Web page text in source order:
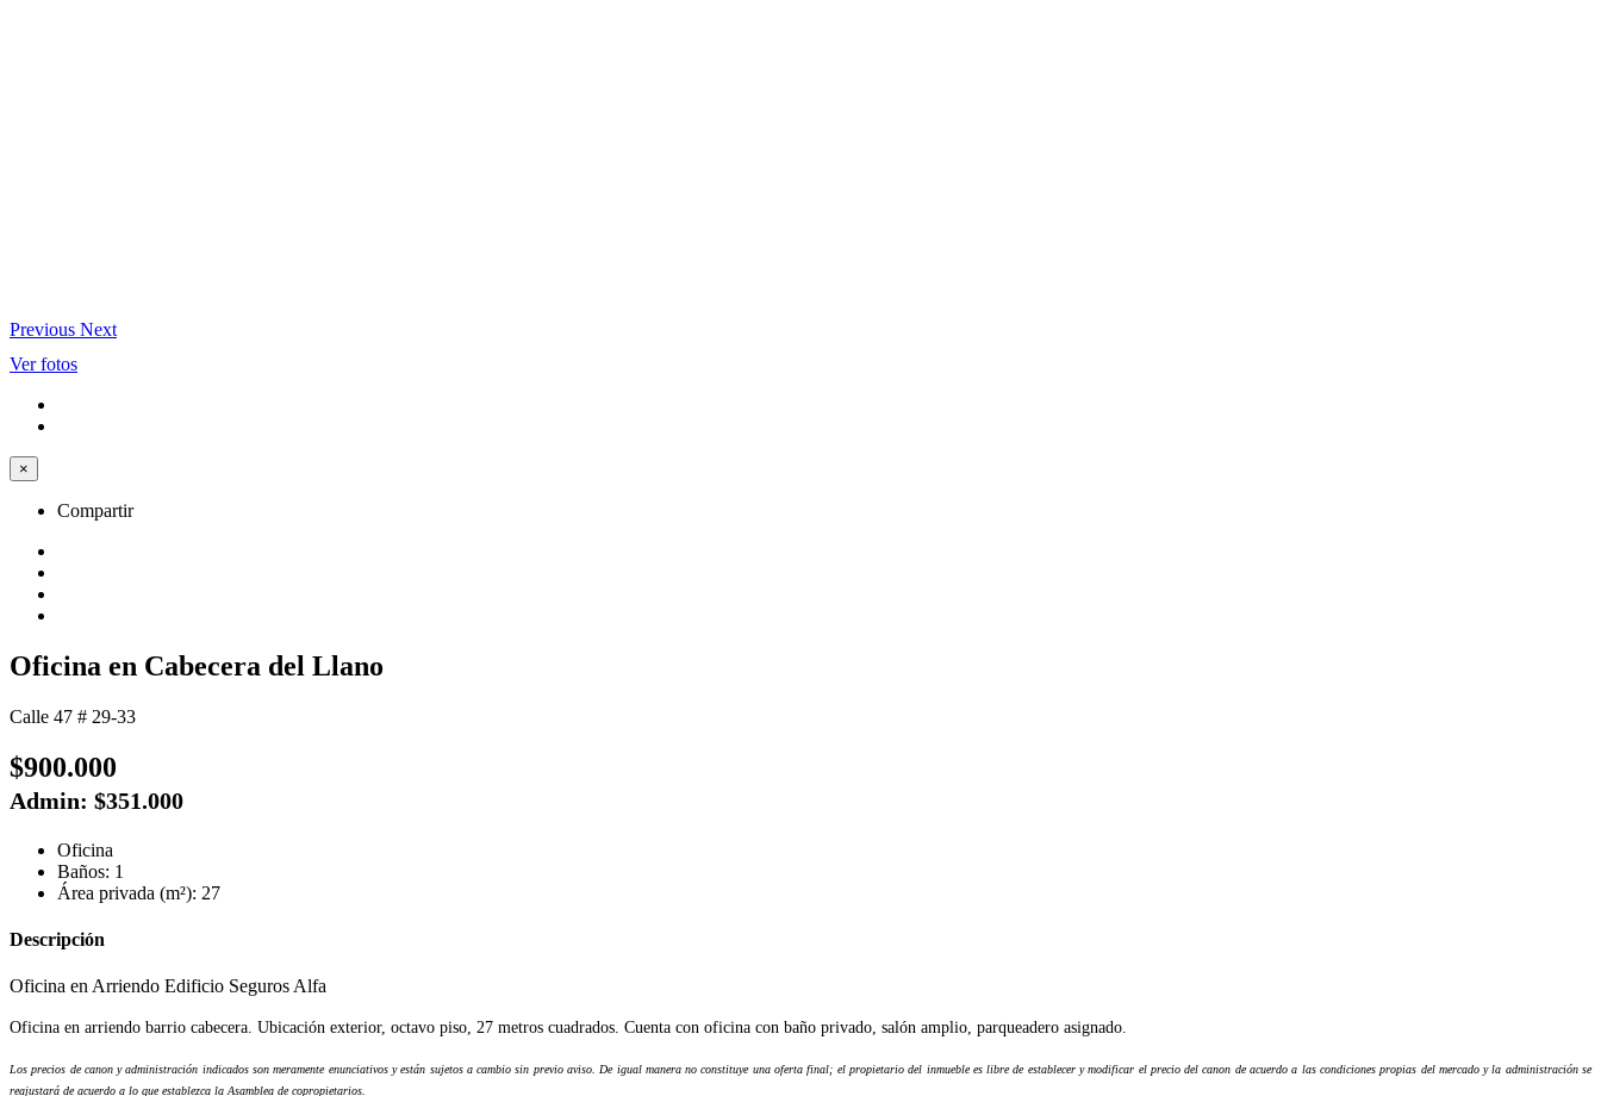
Previous Next
Ver fotos
×
Compartir
Oficina en Cabecera del Llano
Calle 47 # 29-33
$900.000
Admin: $351.000
Oficina
Baños: 1
Área privada (m²): 27
Descripción
Oficina en Arriendo Edificio Seguros Alfa
Oficina en arriendo barrio cabecera. Ubicación exterior, octavo piso, 27 metros cuadrados. Cuenta con oficina con baño privado, salón amplio, parqueadero asignado.
Los precios de canon y administración indicados son meramente enunciativos y están sujetos a cambio sin previo aviso. De igual manera no constituye una oferta final; el propietario del inmueble es libre de establecer y modificar el precio del canon de acuerdo a las condiciones propias del mercado y la administración se
reajustará de acuerdo a lo que establezca la Asamblea de copropietarios.